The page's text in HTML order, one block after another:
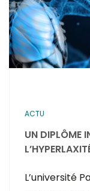
ACTU
UN DIPLÔME
L’université